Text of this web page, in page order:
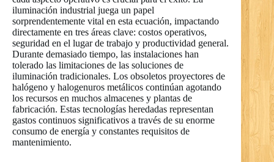
iluminación industrial juega un papel
sorprendentemente vital en esta ecuación, impactando
directamente en tres áreas clave: costos operativos,
seguridad en el lugar de trabajo y productividad general.
Durante demasiado tiempo, las instalaciones han
tolerado las limitaciones de las soluciones de
iluminación tradicionales. Los obsoletos proyectores de
halógeno y halogenuros metálicos continúan agotando
los recursos en muchos almacenes y plantas de
fabricación. Estas tecnologías heredadas representan
gastos continuos significativos a través de su enorme
consumo de energía y constantes requisitos de
mantenimiento.